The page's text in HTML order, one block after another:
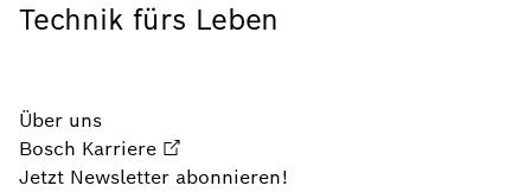
Technik fürs Leben
Über uns
Bosch Karriere
Jetzt Newsletter abonnieren!